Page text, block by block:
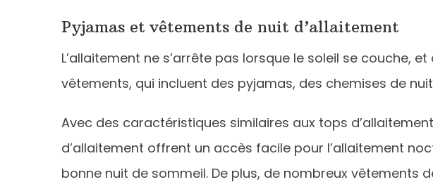
Pyjamas et vêtements de nuit d’allaitement
L’allaitement ne s’arrête pas lorsque le soleil se couche,
vêtements, qui incluent des pyjamas, des chemises de
Avec des caractéristiques similaires aux tops
d’allaitement offrent un accès facile pour l’allaitement
bonne nuit de sommeil. De plus, de nombreux